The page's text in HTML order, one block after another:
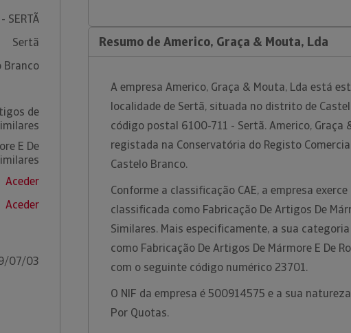
SERTÃ
Sertã
Branco
de
E De
Aceder
Aceder
07/03
Resumo de Americo, Graça & Mouta, Lda
A empresa Americo, Graça & Mouta, Lda está
localidade de Sertã, situada no distrito de
código postal 6100-711 - Sertã. Americo, Graça
registada na Conservatória do Registo
Castelo Branco.
Conforme a classificação CAE, a empresa
classificada como Fabricação De Artigos De
Similares. Mais especificamente, a sua
como Fabricação De Artigos De Mármore E De
com o seguinte código numérico 23701.
O NIF da empresa é 500914575 e a sua
Por Quotas.